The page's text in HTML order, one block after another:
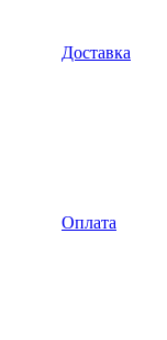
Доставка
Оплата